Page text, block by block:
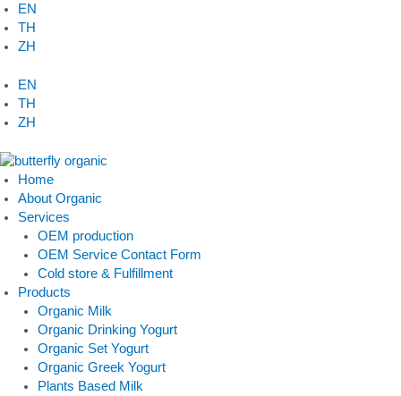
Skip
to
content
EN
TH
ZH
EN
TH
ZH
Home
About Organic
Services
OEM production
OEM Service Contact Form
Cold store & Fulfillment
Products
Organic Milk
Organic Drinking Yogurt
Organic Set Yogurt
Organic Greek Yogurt
Plants Based Milk